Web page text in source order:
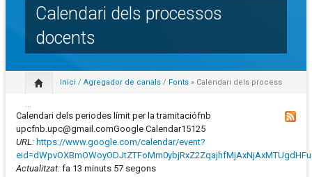
Calendari dels processos
docents
Inici / Agregador de canals / Fonts » Calendari dels process
...
Calendari dels periodes límit per la tramitaciófnb
upcfnb.upc@gmail.comGoogle Calendar15125
URL: https://www.google.com/calendar/event?
Actualitzat: fa 13 minuts 57 segons